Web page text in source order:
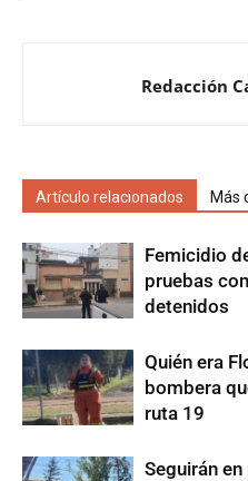
Redacción
Artículo relacionados Más
Femicidio
pruebas
detenidos
Quién era
bombera
ruta 19
Seguirán